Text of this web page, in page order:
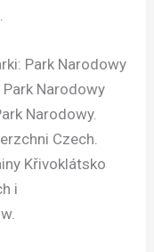
Park Narodowy
Narodowy
Narodowy.
Czech.
Křivoklátsko
i